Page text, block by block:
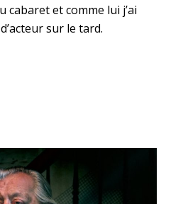
cabaret et comme lui j’ai
sur le tard.